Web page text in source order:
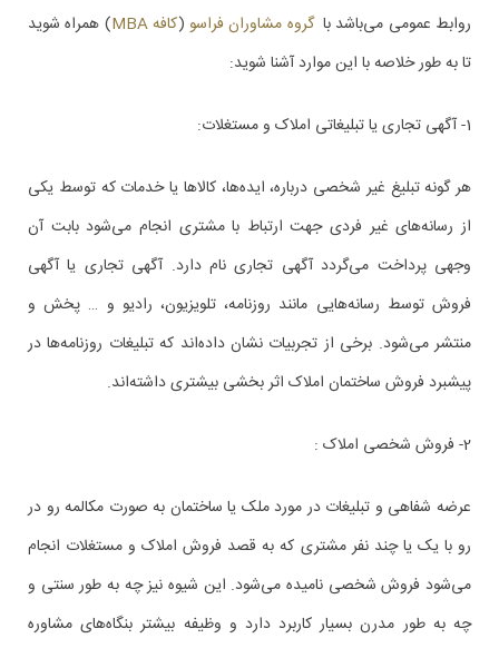
روابط عمومی می‌باشد باگروه مشاوران فراسو (کافه MBA ) همراه شوید
تا به طور خلاصه با این موارد آشنا شوید:
1- آگهی تجاری یا تبلیغاتی املاک و مستغلات:
هر گونه تبلیغ غیر شخصی درباره، ایده‌ها، کالاها یا خدمات که توسط یکی
از رسانه‌های غیر فردی جهت ارتباط با مشتری انجام می‌شود بابت آن
وجهی پرداخت می‌گردد آگهی تجاری نام دارد. آگهی تجاری یا آگهی
فروش توسط رسانه‌هایی مانند روزنامه، تلویزیون، رادیو و … پخش و
منتشر می‌شود. برخی از تجربیات نشان داده‌اند که تبلیغات روزنامه‌ها در
پیشبرد فروش ساختمان املاک اثر بخشی بیشتری داشته‌اند.
2- فروش شخصی املاک :
عرضه شفاهی و تبلیغات در مورد ملک یا ساختمان به صورت مکالمه رو در
رو با یک یا چند نفر مشتری که به قصد فروش املاک و مستغلات انجام
می‌شود فروش شخصی نامیده می‌شود. این شیوه نیز چه به طور سنتی و
چه به طور مدرن بسیار کاربرد دارد و وظیفه بیشتر بنگاه‌های مشاوره